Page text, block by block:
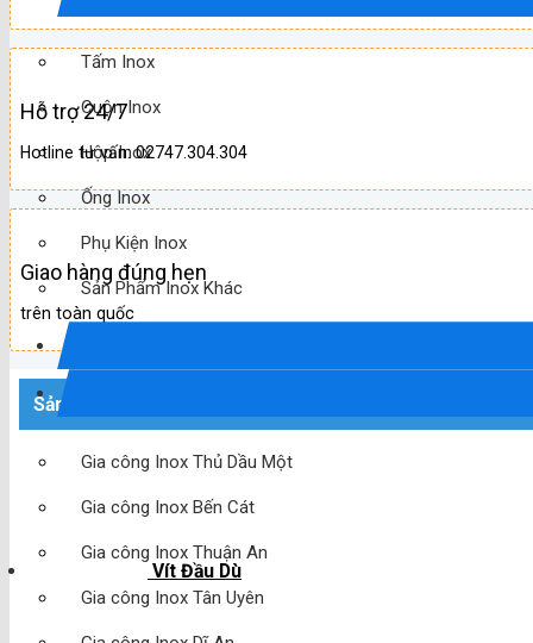
Tấm Inox
Cuộn Inox
Hộp Inox
Ống Inox
Phụ Kiện Inox
Sản Phẩm Inox Khác
Gia công Inox Thủ Dầu Một
Gia công Inox Bến Cát
Gia công Inox Thuận An
Gia công Inox Tân Uyên
Hỗ trợ 24/7
Hotline tư vấn: 02747.304.304
Giao hàng đúng hẹn
trên toàn quốc
Sản phẩm mới
Vít Đầu Dù